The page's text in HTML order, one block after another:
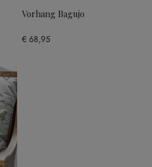
Vorhang Bagujo
€ 68,95